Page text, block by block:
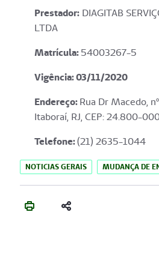
Prestador: DIAGITAB
LTDA
Matrícula:54003267-5
Vigência: 03/11/2020
Endereço:Rua Dr Macedo,
Itaboraí, RJ, CEP: 24.800-
Telefone:(21) 2635-1044
NOTICIAS GERAIS MUDANÇA DE